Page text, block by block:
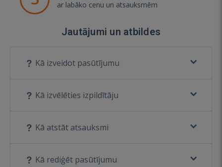
ar labāko cenu un atsauksmēm
Jautājumi un atbildes
Kā izveidot pasūtījumu
Kā izvēlēties izpildītāju
Kā atstāt atsauksmi
Kā rediģēt pasūtījumu